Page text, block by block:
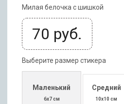
Милая белочка с шишкой
70 руб.
Выберите размер стикера
Маленький
6x7 см
Средний
10x10 см